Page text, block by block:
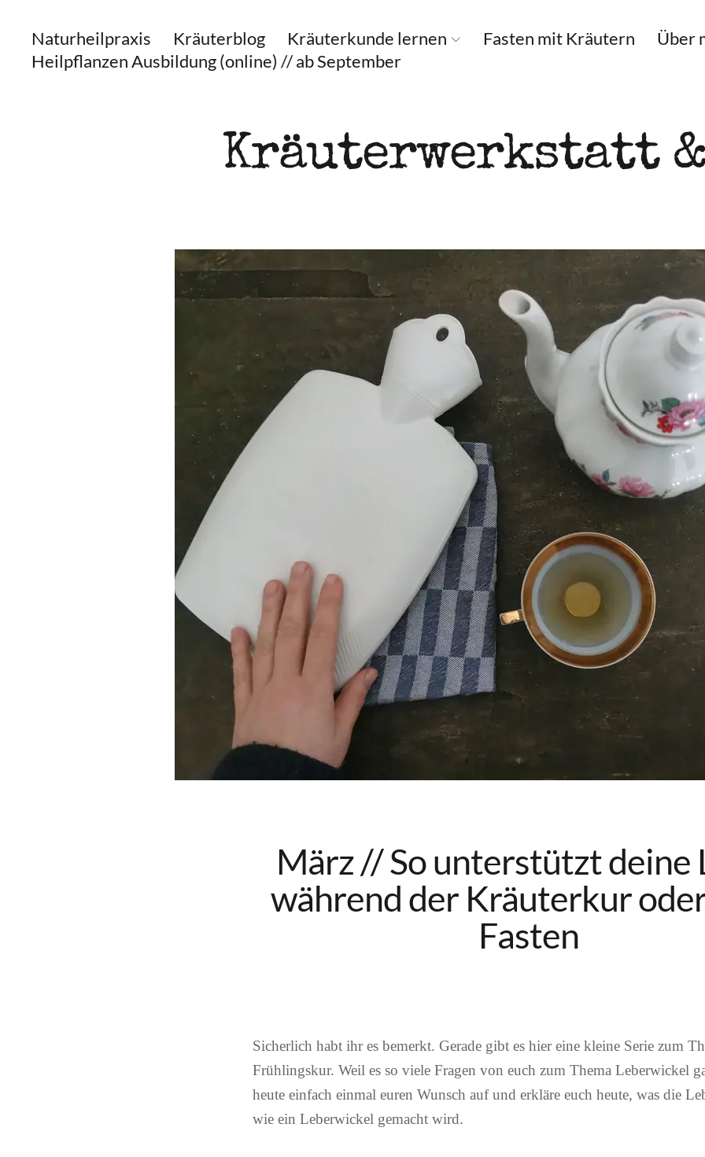
Naturheilpraxis Kräuterblog Kräuterkunde lernen Fasten mit Kräutern
Über
Heilpflanzen Ausbildung (online) // ab September
Kräuter­werkstatt &
März // So unterstützt deine
während der Kräuterkur
Fasten
Sicherlich habt ihr es bemerkt. Gerade gibt es hier eine kleine Serie zum
Frühlingskur. Weil es so viele Fragen von euch zum Thema Leberwickel
heute einfach einmal euren Wunsch auf und erkläre euch heute, was die
wie ein Leberwickel gemacht wird.